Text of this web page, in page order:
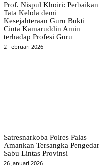
Prof. Nispul Khoiri: Perbaikan
Tata Kelola demi
Kesejahteraan Guru Bukti
Cinta Kamaruddin Amin
terhadap Profesi Guru
2 Februari 2026
Satresnarkoba Polres Palas
Amankan Tersangka Pengedar
Sabu Lintas Provinsi
26 Januari 2026